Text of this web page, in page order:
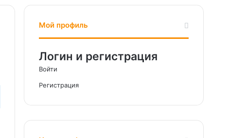
Мой профиль
Логин и регистрация
Войти
Регистрация